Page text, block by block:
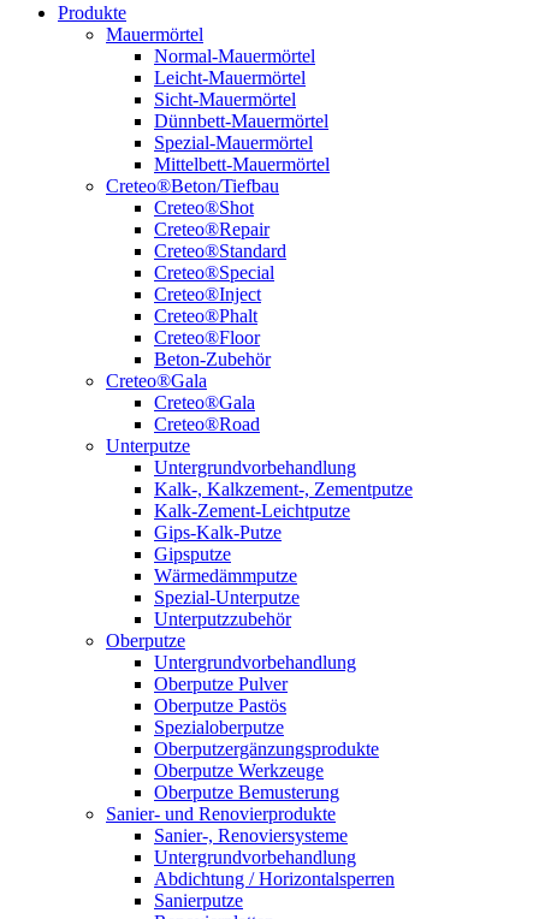
Produkte
Mauermörtel
Normal-Mauermörtel
Leicht-Mauermörtel
Sicht-Mauermörtel
Dünnbett-Mauermörtel
Spezial-Mauermörtel
Mittelbett-Mauermörtel
Creteo®Beton/Tiefbau
Creteo®Shot
Creteo®Repair
Creteo®Standard
Creteo®Special
Creteo®Inject
Creteo®Phalt
Creteo®Floor
Beton-Zubehör
Creteo®Gala
Creteo®Gala
Creteo®Road
Unterputze
Untergrundvorbehandlung
Kalk-, Kalkzement-, Zementputze
Kalk-Zement-Leichtputze
Gips-Kalk-Putze
Gipsputze
Wärmedämmputze
Spezial-Unterputze
Unterputzzubehör
Oberputze
Untergrundvorbehandlung
Oberputze Pulver
Oberputze Pastös
Spezialoberputze
Oberputzergänzungsprodukte
Oberputze Werkzeuge
Oberputze Bemusterung
Sanier- und Renovierprodukte
Sanier-, Renoviersysteme
Untergrundvorbehandlung
Abdichtung / Horizontalsperren
Sanierputze